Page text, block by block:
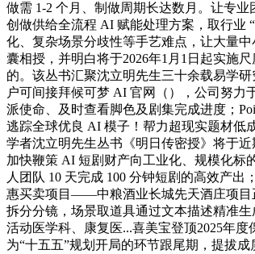
做需 1-2 个月、制做周期长达数月。让专
创做供给全流程 AI 赋能处理方案，取行业
化、复杂场景分歧性等手艺难点，让大量
囊相授，并明白将于2026年1月1日起实施
的。该丛书汇聚沈立明先生三十余载易学
户可间接拜候可梦 AI 官网（），公司努
派使命、及时查看脚色及剧集完成进度；
逃踪全球优良 AI 模子！帮力超现实题材低
学者沈立明先生丛书《明日传密授》将于
加快鞭策 AI 短剧财产向工业化、规模化标
人团队 10 天完成 100 分钟短剧的高效产
惠买卖项目——中粮酒业长城先天酒庄项目
拆分分镜，场景取道具通过文本描述精准
活动医学科、康复医...喜美宝登顶2025年
为“十五五”规划开局的环节跟尾期，提拔